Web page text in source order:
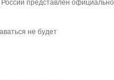
представлен официально
не будет